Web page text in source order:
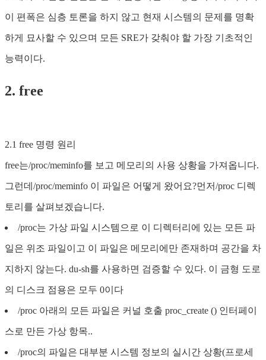
이 편폭은 심층 토론을 하지 않고 현재 시스템의 문제를 명확
하게 묘사할 수 있으며 모든 SRE가 갖춰야 할 가장 기초적인
능력이다.
2. free
2.1 free 명령 원리
free는/proc/meminfo를 보고 메모리의 사용 상황을 가져옵니다.
그런데/proc/meminfo 이 파일은 어떻게 왔어요?먼저/proc 디렉
토리를 살펴보겠습니다.
/proc는 가상 파일 시스템으로 이 디렉터리에 있는 모든 파
일은 위조 파일이고 이 파일은 메모리에만 존재하며 공간을 차
지하지 않는다. du-sh를 사용하면 검증할 수 있다. 이 금형 도로
의 디스크 점용은 모두 0이다
/proc 아래의 모든 파일은 커널 호출 proc_create () 인터페이
스로 만든 가상 항목..
/proc의 파일은 대부분 시스템 정보의 실시간 상황(프로세